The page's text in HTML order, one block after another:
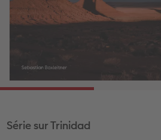
Série sur Trinidad